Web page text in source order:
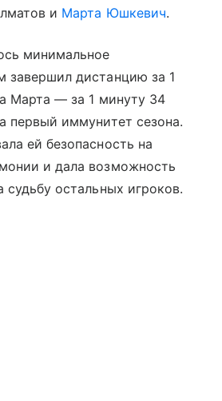
и Марта Юшкевич.
минимальное
завершил дистанцию за 1
Марта — за 1 минуту 34
первый иммунитет сезона.
ей безопасность на
и дала возможность
судьбу остальных игроков.